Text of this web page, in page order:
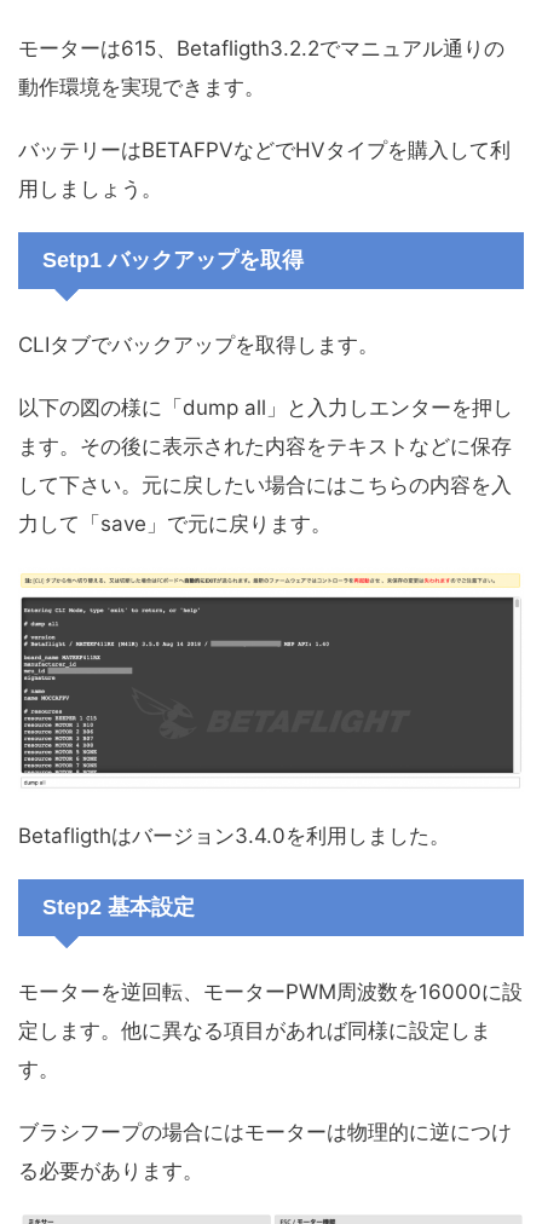
モーターは615、Betafligth3.2.2でマニュアル通りの
動作環境を実現できます。
バッテリーはBETAFPVなどでHVタイプを購入して利
用しましょう。
Setp1 バックアップを取得
CLIタブでバックアップを取得します。
以下の図の様に「dump all」と入力しエンターを押し
ます。その後に表示された内容をテキストなどに保存
して下さい。元に戻したい場合にはこちらの内容を入
力して「save」で元に戻ります。
Betafligthはバージョン3.4.0を利用しました。
Step2 基本設定
モーターを逆回転、モーターPWM周波数を16000に設
定します。他に異なる項目があれば同様に設定しま
す。
ブラシフープの場合にはモーターは物理的に逆につけ
る必要があります。